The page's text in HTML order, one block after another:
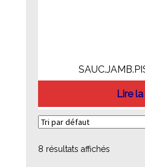
Lire
8 résultats affichés